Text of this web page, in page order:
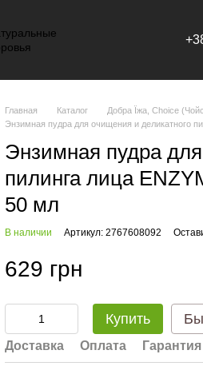
Главная Каталог Добра Їжа, Choice
Энзимная пудра для очищения и деликатного
Энзимная пудра
пилинга лица
50 мл
В наличии Артикул: 2767608092
629 грн
Купить
Доставка Оплата Гарантия